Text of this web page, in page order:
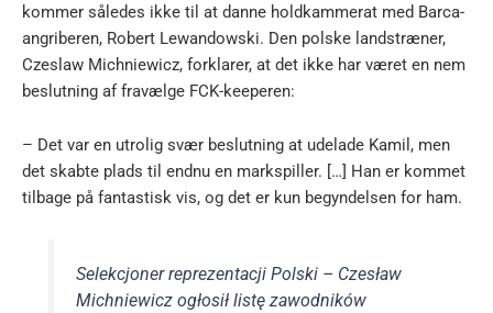
kommer således ikke til at danne holdkammerat med Barca-
angriberen, Robert Lewandowski. Den polske landstræner,
Czeslaw Michniewicz, forklarer, at det ikke har været en nem
beslutning af fravælge FCK-keeperen:
– Det var en utrolig svær beslutning at udelade Kamil, men
det skabte plads til endnu en markspiller. […] Han er kommet
tilbage på fantastisk vis, og det er kun begyndelsen for ham.
Selekcjoner reprezentacji Polski – Czesław
Michniewicz ogłosił listę zawodników